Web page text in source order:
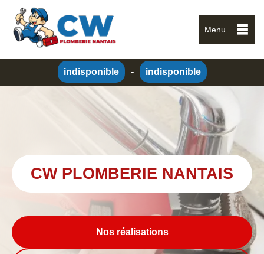
Menu
indisponible - indisponible
CW PLOMBERIE NANTAIS
Nos réalisations